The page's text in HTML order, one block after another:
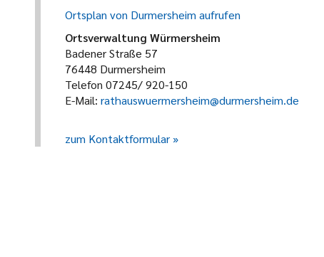
Ortsplan von Durmersheim aufrufen
Ortsverwaltung Würmersheim
Badener Straße 57
76448 Durmersheim
Telefon 07245/ 920-150
E-Mail: rathauswuermersheim@durmersheim.de
zum Kontaktformular